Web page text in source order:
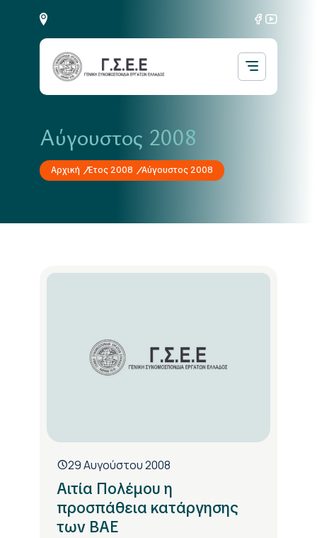
Αύγουστος 2008
Αρχική Έτος 2008 Αύγουστος 2008
29 Αυγούστου 2008
Αιτία Πολέμου η
προσπάθεια κατάργησης
των ΒΑΕ